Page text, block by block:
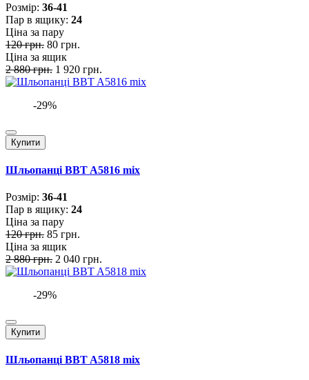
Розмiр: 36-41
Пар в ящику: 24
Ціна за пару
120 грн. 80 грн.
Ціна за ящик
2 880 грн. 1 920 грн.
-29%
Купити
Шльопанці BBT A5816 mix
Розмiр: 36-41
Пар в ящику: 24
Ціна за пару
120 грн. 85 грн.
Ціна за ящик
2 880 грн. 2 040 грн.
-29%
Купити
Шльопанці BBT A5818 mix